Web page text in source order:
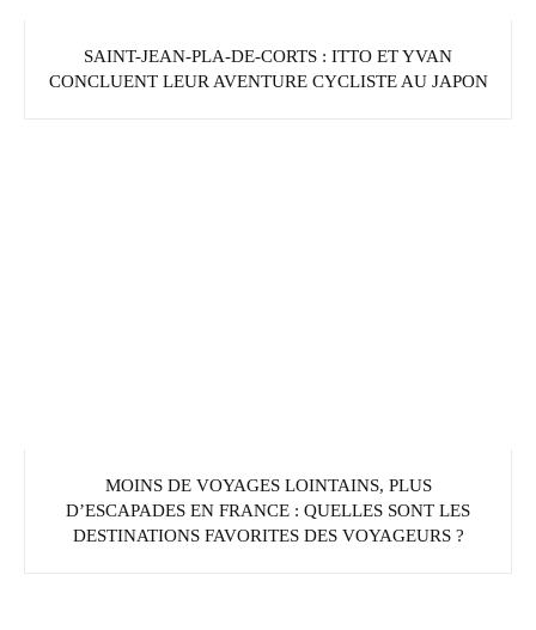
SAINT-JEAN-PLA-DE-CORTS : ITTO ET YVAN
CONCLUENT LEUR AVENTURE CYCLISTE AU JAPON
MOINS DE VOYAGES LOINTAINS, PLUS
D’ESCAPADES EN FRANCE : QUELLES SONT LES
DESTINATIONS FAVORITES DES VOYAGEURS ?